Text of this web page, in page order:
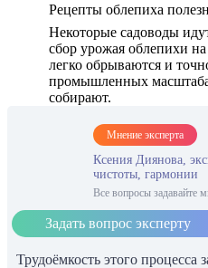
Рецепты облепиха
Некоторые садоводы
сбор урожая облепихи
легко обрываются и
промышленных
собирают.
Мнение эксперта
Ксения Диянова,
чистоты, гармонии
Все вопросы задавайте
Задать вопрос эксперту
Трудоёмкость этого процесса